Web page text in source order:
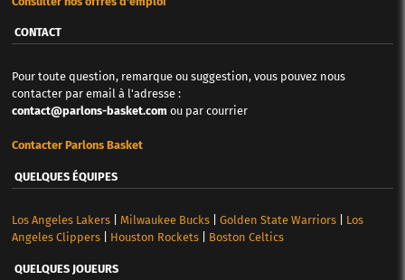
CONTACT
Pour toute question, remarque ou suggestion, vous pouvez nous
contacter par email à l'adresse :
contact@parlons-basket.com ou par courrier
Contacter Parlons Basket
QUELQUES ÉQUIPES
Los Angeles Lakers| Milwaukee Bucks| Golden State Warriors| Los
Angeles Clippers| Houston Rockets| Boston Celtics
QUELQUES JOUEURS